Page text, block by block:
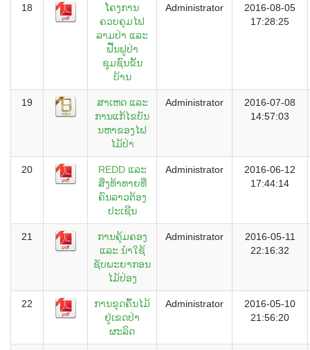
18
ໂຄງການ
ຄວບຄຸມໄຟ
ລາມປ່າ ແລະ
ຟື້ນຟູປ່າ
ຊຸມຊົນຂັ້ນ
ບ້ານ
Administrator
2016-08-05
17:28:25
19
ສາເຫດ ແລະ
ການແກ້ໄຂບັນ
ນຫາຂອງໄຟ
ໄມ້ປ່າ
Administrator
2016-07-08
14:57:03
20
REDD ແລະ
ສິ່ງທ້າທາຍທີ່
ຄົນລາວຕ້ອງ
ປະເຊີນ
Administrator
2016-06-12
17:44:14
21
ການຄຸ້ມຄອງ
ແລະ ນຳໃຊ້
ຊັບພະຍາກອນ
ໄມ້ປ່ອງ
Administrator
2016-05-11
22:16:32
22
ການຂຸດຄົ້ນໄມ້
ຢູ່ເຂດປ່າ
ຜະລິດ
Administrator
2016-05-10
21:56:20